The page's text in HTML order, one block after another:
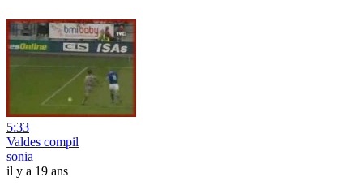
5:33
Valdes compil
sonia
il y a 19 ans